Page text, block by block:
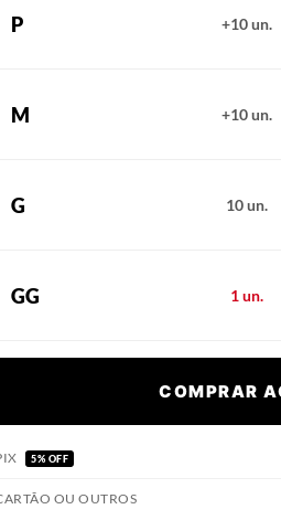
P +10 un.
M +10 un.
G 10 un.
GG 1 un.
COMPRAR
5% OFF
OU OUTROS